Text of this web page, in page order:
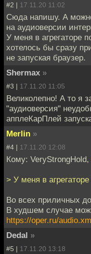
#2 | 17.11.20 11:02
Сюда напишу. А
на аудиоверсии
У меня в агрегаторе
хотелось бы сразу
не запуская браузер.
Shermax »
#3 | 17.11.20 11:05
Великолепно! А то я
"аудиоверсия"
апплеКарПлей
Merlin »
#4 | 17.11.20 12:08
Кому: VeryStrongHold,
> У меня в
Во всех приличных
В худшем случае
https://oper.ru/
Dedal »
#5 | 17.11.20 13:18